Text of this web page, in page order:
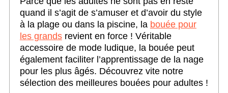
quand il s’agit de s’amuser et d’avoir du style
à la plage ou dans la piscine, la bouée pour
les grandsrevient en force ! Véritable
accessoire de mode ludique, la bouée peut
également faciliter l’apprentissage de la nage
pour les plus âgés. Découvrez vite notre
sélection des meilleures bouées pour adultes !